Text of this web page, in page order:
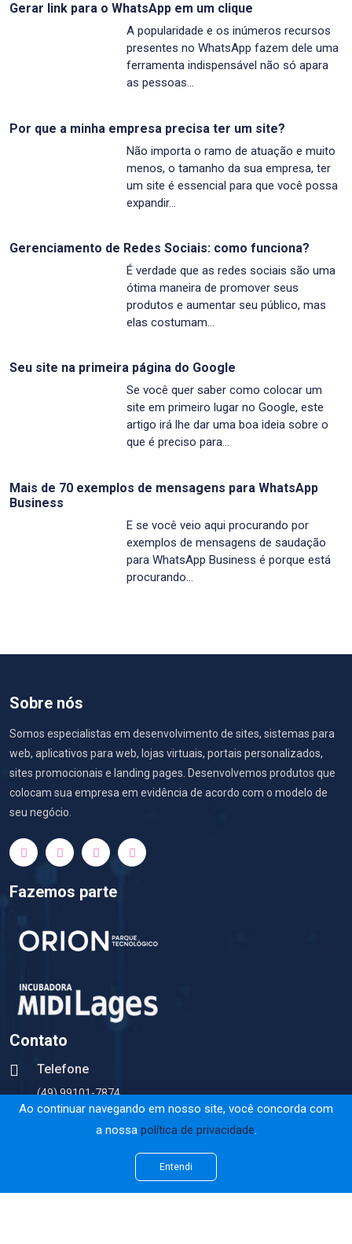
Gerar link para o WhatsApp em um clique
A popularidade e os inúmeros recursos
presentes no WhatsApp fazem dele uma
ferramenta indispensável não só apara
as pessoas…
Por que a minha empresa precisa ter um site?
Não importa o ramo de atuação e muito
menos, o tamanho da sua empresa, ter
um site é essencial para que você possa
expandir…
Gerenciamento de Redes Sociais: como funciona?
É verdade que as redes sociais são uma
ótima maneira de promover seus
produtos e aumentar seu público, mas
elas costumam…
Seu site na primeira página do Google
Se você quer saber como colocar um
site em primeiro lugar no Google, este
artigo irá lhe dar uma boa ideia sobre o
que é preciso para…
Mais de 70 exemplos de mensagens para WhatsApp
Business
E se você veio aqui procurando por
exemplos de mensagens de saudação
para WhatsApp Business é porque está
procurando…
Sobre nós
Somos especialistas em desenvolvimento de sites, sistemas para
web, aplicativos para web, lojas virtuais, portais personalizados,
sites promocionais e landing pages. Desenvolvemos produtos que
colocam sua empresa em evidência de acordo com o modelo de
seu negócio.
Fazemos parte
Contato
Telefone
(49) 99101-7874
(Agende seu horário)
Av. Marechal Castelo Branco, nº 170, Sala 10,
Ao continuar navegando em nosso site, você concorda com
a nossa política de privacidade.
Entendi